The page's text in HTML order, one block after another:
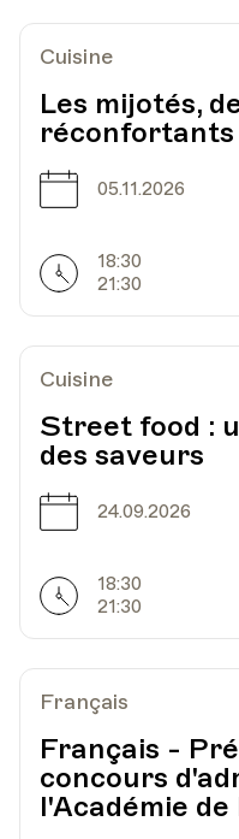
Cuisine
Les mijotés,
réconfortants
Date
05.11.2026
Horarires
18:30
21:30
Cuisine
Street food :
des saveurs
Date
24.09.2026
Horarires
18:30
21:30
Français
Français -
concours
l'Académie de